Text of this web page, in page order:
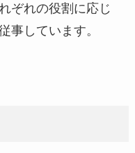
ぞれの役割に応じ
事しています。